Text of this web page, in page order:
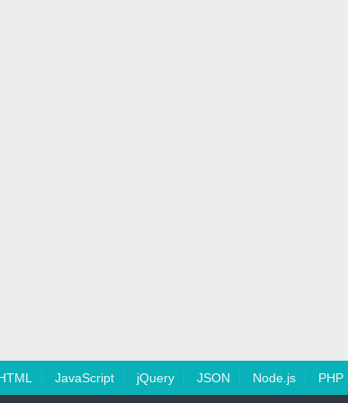
JavaScript jQuery JSON Node.js PHP